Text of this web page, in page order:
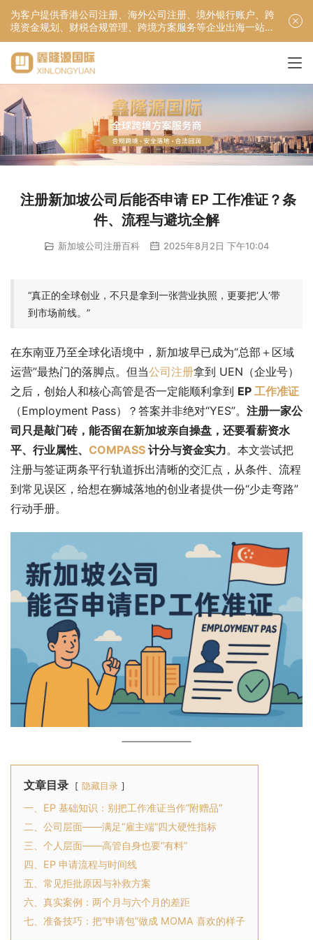
为客户提供香港公司注册、海外公司注册、境外银行账户、跨
境资金规划、财税合规管理、跨境方案服务等企业出海一站式
服务！
注册新加坡公司后能否申请 EP 工作准证？条
件、流程与避坑全解
新加坡公司注册百科 2025年8月2日 下午10:04
“真正的全球创业，不只是拿到一张营业执照，更要把‘人’带
到市场前线。”
在东南亚乃至全球化语境中，新加坡早已成为“总部＋区域
运营”最热门的落脚点。但当公司注册拿到 UEN（企业号）
之后，创始人和核心高管是否一定能顺利拿到 EP 工作准证
（Employment Pass）？答案并非绝对“YES”。 注册一家公
司只是敲门砖，能否留在新加坡亲自操盘，还要看薪资水
平、行业属性、 COMPASS 计分与资金实力。本文尝试把
注册与签证两条平行轨道拆出清晰的交汇点，从条件、流程
到常见误区，给想在狮城落地的创业者提供一份“少走弯路”
行动手册。
文章目录 隐藏目录
一、EP 基础知识：别把工作准证当作“附赠品”
二、公司层面——满足“雇主端”四大硬性指标
三、个人层面——高管自身也要“有料”
四、EP 申请流程与时间线
五、常见拒批原因与补救方案
六、真实案例：两个月与六个月的差距
七、准备技巧：把“申请包”做成 MOMA 喜欢的样子